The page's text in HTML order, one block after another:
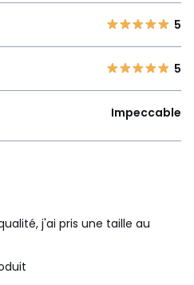
5
5
Impeccable
j'ai pris une taille au